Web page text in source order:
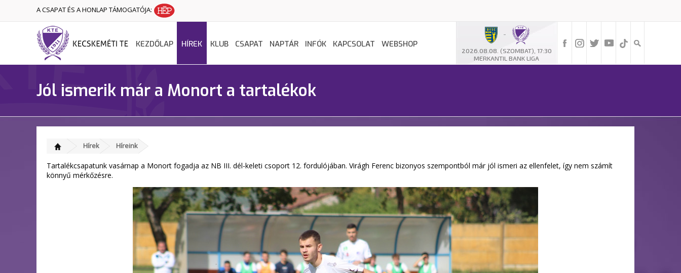
A CSAPAT ÉS A HONLAP TÁMOGATÓJA:
-
2026.08.08. (SZOMBAT), 17:30
MERKANTIL BANK LIGA
KEZDŐLAP HÍREK KLUB CSAPAT NAPTÁR INFÓK KAPCSOLAT WEBSHOP
Jól ismerik már a Monort a tartalékok
Hírek Híreink
Tartalékcsapatunk vasárnap a Monort fogadja az NB III. dél-keleti csoport 12. fordulójában. Virágh Ferenc bizonyos szempontból már jól ismeri az ellenfelet, így nem számít
könnyű mérkőzésre.